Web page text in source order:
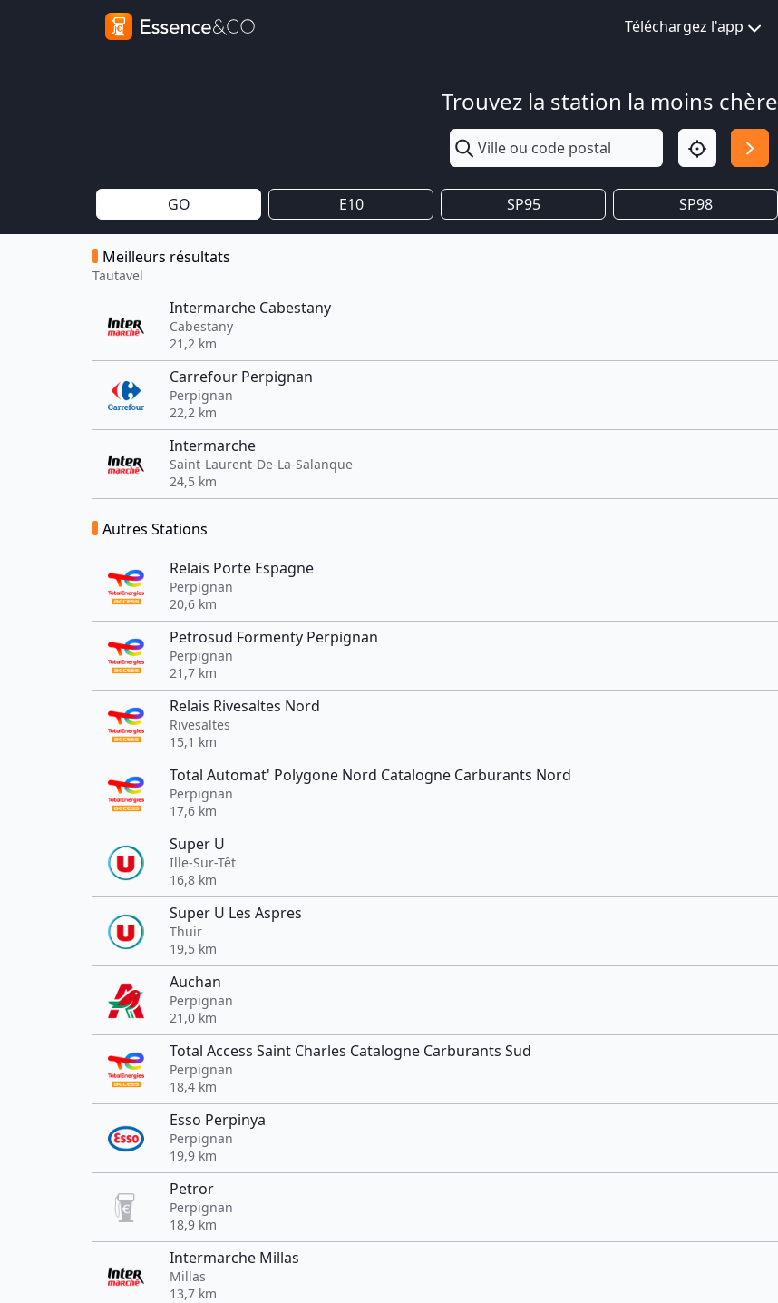
Téléchargez l'app
Trouvez la station la moins chère
GO E10 SP95 SP98
Meilleurs résultats
Tautavel
Intermarche Cabestany
Cabestany
21,2 km
Carrefour Perpignan
Perpignan
22,2 km
Intermarche
Saint-Laurent-De-La-Salanque
24,5 km
Autres Stations
Relais Porte Espagne
Perpignan
20,6 km
Petrosud Formenty Perpignan
Perpignan
21,7 km
Relais Rivesaltes Nord
Rivesaltes
15,1 km
Total Automat' Polygone Nord Catalogne Carburants Nord
Perpignan
17,6 km
Super U
Ille-Sur-Têt
16,8 km
Super U Les Aspres
Thuir
19,5 km
Auchan
Perpignan
21,0 km
Total Access Saint Charles Catalogne Carburants Sud
Perpignan
18,4 km
Esso Perpinya
Perpignan
19,9 km
Petror
Perpignan
18,9 km
Intermarche Millas
Millas
13,7 km